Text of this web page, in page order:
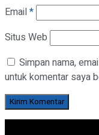
Email*
Situs Web
Simpan nama,
untuk komentar saya